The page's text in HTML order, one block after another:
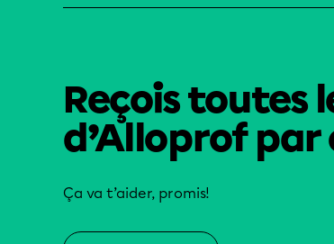
Reçois toutes
d’Alloprof par
Ça va t’aider, promis!